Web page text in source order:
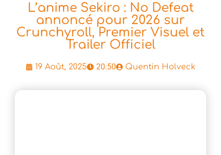
L’anime Sekiro : No Defeat
annoncé pour 2026 sur
Crunchyroll, Premier Visuel et
Trailer Officiel
19 Août, 2025 20:50 Quentin Holveck